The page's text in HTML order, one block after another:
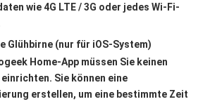
wie 4G LTE / 3G oder jedes Wi-Fi-
Glühbirne (nur für iOS-System)
Home-App müssen Sie keinen
einrichten. Sie können eine
erstellen, um eine bestimmte Zeit